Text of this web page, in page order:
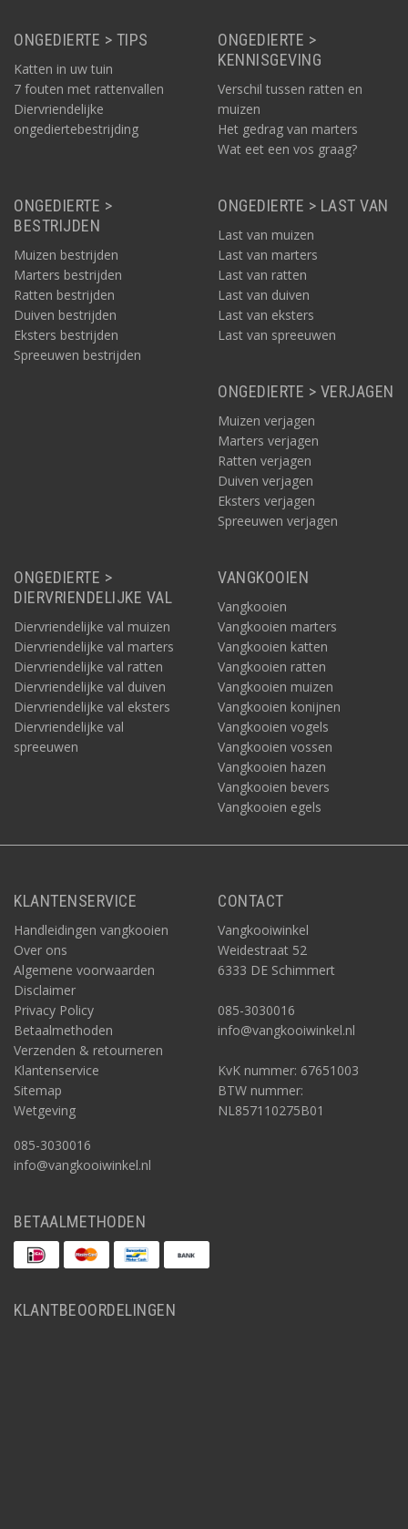
ONGEDIERTE > TIPS
Katten in uw tuin
7 fouten met rattenvallen
Diervriendelijke
ongediertebestrijding
ONGEDIERTE >
KENNISGEVING
Verschil tussen ratten en
muizen
Het gedrag van marters
Wat eet een vos graag?
ONGEDIERTE >
BESTRIJDEN
Muizen bestrijden
Marters bestrijden
Ratten bestrijden
Duiven bestrijden
Eksters bestrijden
Spreeuwen bestrijden
ONGEDIERTE > LAST VAN
Last van muizen
Last van marters
Last van ratten
Last van duiven
Last van eksters
Last van spreeuwen
ONGEDIERTE > VERJAGEN
Muizen verjagen
Marters verjagen
Ratten verjagen
Duiven verjagen
Eksters verjagen
Spreeuwen verjagen
ONGEDIERTE >
DIERVRIENDELIJKE VAL
Diervriendelijke val muizen
Diervriendelijke val marters
Diervriendelijke val ratten
Diervriendelijke val duiven
Diervriendelijke val eksters
Diervriendelijke val
spreeuwen
VANGKOOIEN
Vangkooien
Vangkooien marters
Vangkooien katten
Vangkooien ratten
Vangkooien muizen
Vangkooien konijnen
Vangkooien vogels
Vangkooien vossen
Vangkooien hazen
Vangkooien bevers
Vangkooien egels
KLANTENSERVICE
Handleidingen vangkooien
Over ons
Algemene voorwaarden
Disclaimer
Privacy Policy
Betaalmethoden
Verzenden & retourneren
Klantenservice
Sitemap
Wetgeving
085-3030016
info@vangkooiwinkel.nl
CONTACT
Vangkooiwinkel
Weidestraat 52
6333 DE Schimmert
085-3030016
info@vangkooiwinkel.nl
KvK nummer: 67651003
BTW nummer:
NL857110275B01
BETAALMETHODEN
KLANTBEOORDELINGEN